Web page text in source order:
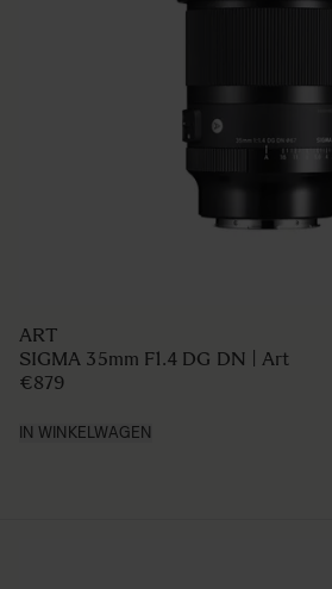
ART
SIGMA 35mm F1.4 DG DN | Art
€879
IN WINKELWAGEN